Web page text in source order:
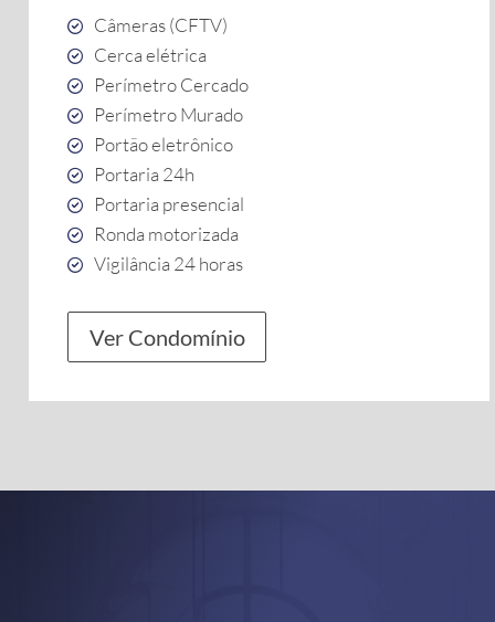
Câmeras (CFTV)
Cerca elétrica
Perímetro Cercado
Perímetro Murado
Portão eletrônico
Portaria 24h
Portaria presencial
Ronda motorizada
Vigilância 24 horas
Ver Condomínio